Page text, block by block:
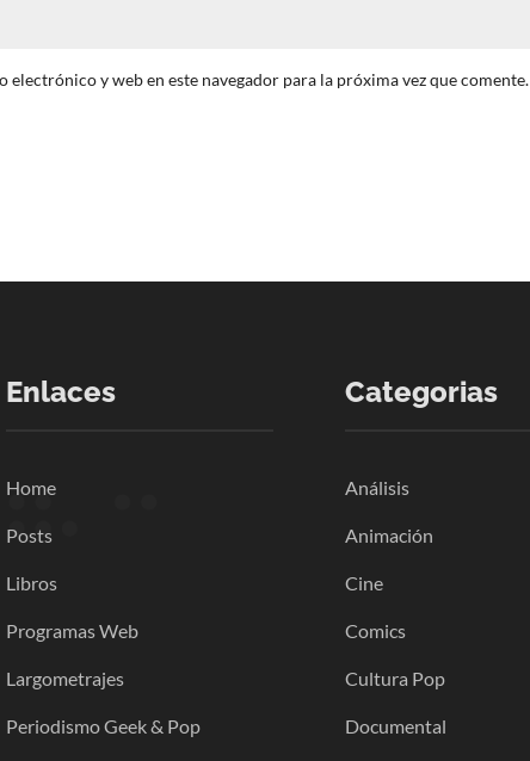
electrónico y web en este navegador para la próxima vez que comente.
Enlaces
Home
Posts
Libros
Programas Web
Largometrajes
Periodismo Geek & Pop
Categorias
Análisis
Animación
Cine
Comics
Cultura Pop
Documental